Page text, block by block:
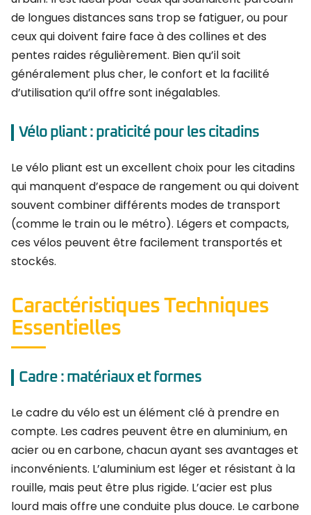
de longues distances sans trop se fatiguer, ou pour
ceux qui doivent faire face à des collines et des
pentes raides régulièrement. Bien qu’il soit
généralement plus cher, le confort et la facilité
d’utilisation qu’il offre sont inégalables.
Vélo pliant : praticité pour les citadins
Le vélo pliant est un excellent choix pour les citadins
qui manquent d’espace de rangement ou qui doivent
souvent combiner différents modes de transport
(comme le train ou le métro). Légers et compacts,
ces vélos peuvent être facilement transportés et
stockés.
Caractéristiques Techniques
Essentielles
Cadre : matériaux et formes
Le cadre du vélo est un élément clé à prendre en
compte. Les cadres peuvent être en aluminium, en
acier ou en carbone, chacun ayant ses avantages et
inconvénients. L’aluminium est léger et résistant à la
rouille, mais peut être plus rigide. L’acier est plus
lourd mais offre une conduite plus douce. Le carbone